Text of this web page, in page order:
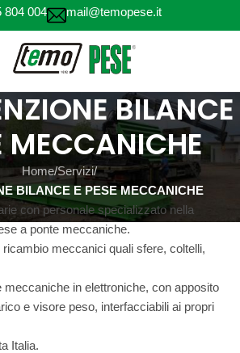
804 004 mail@temopese.it
BILANCE
MECCANICHE
Home/Servizi/
BILANCE E PESE MECCANICHE
con personale specializzato nella
a ponte meccaniche.
meccanici quali sfere, coltelli,
in elettroniche, con apposito
e visore peso, interfacciabili ai propri
Italia.